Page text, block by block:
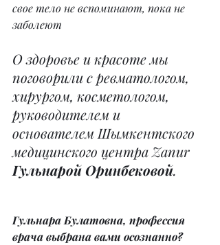
свое тело не вспоминают, пока не
заболеют
О здоровье и красоте мы
поговорили с ревматологом,
хирургом, косметологом,
руководителем и
основателем Шымкентского
медицинского центра Zanur
Гульнарой Оринбековой.
Гульнара Булатовна, профессия
врача выбрана вами осознанно?